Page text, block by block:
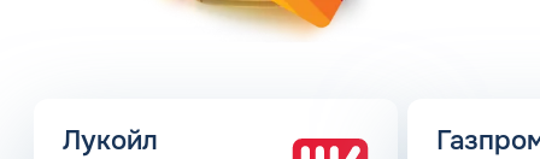
Лукойл